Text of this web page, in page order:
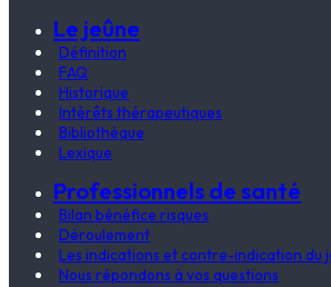
Le jeûne
Définition
FAQ
Historique
Intérêts thérapeutiques
Bibliothèque
Lexique
Professionnels de santé
Bilan bénéfice risques
Déroulement
Les indications et contre-indication du
Nous répondons à vos questions